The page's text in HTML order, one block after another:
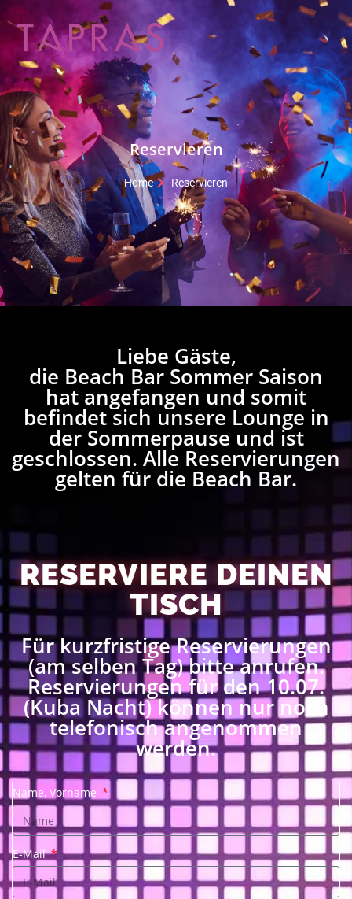
Reservieren
Home Reservieren
Liebe Gäste,
die Beach Bar Sommer Saison
hat angefangen und somit
befindet sich unsere Lounge in
der Sommerpause und ist
geschlossen. Alle Reservierungen
gelten für die Beach Bar.
RESERVIERE DEINEN
TISCH
Für kurzfristige Reservierungen
(am selben Tag) bitte anrufen.
Reservierungen für den 10.07.
(Kuba Nacht) können nur noch
telefonisch angenommen
werden.
Name, Vorname
E-Mail